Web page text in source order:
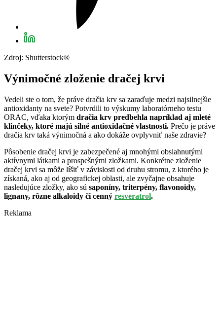
Zdroj: Shutterstock®
Výnimočné zloženie dračej krvi
Vedeli ste o tom, že práve dračia krv sa zaraďuje medzi najsilnejšie
antioxidanty na svete? Potvrdili to výskumy laboratórneho testu
ORAC, vďaka ktorým dračia krv predbehla napríklad aj mleté
klinčeky, ktoré majú silné antioxidačné vlastnosti. Prečo je práve
dračia krv taká výnimočná a ako dokáže ovplyvniť naše zdravie?
Pôsobenie dračej krvi je zabezpečené aj mnohými obsiahnutými
aktívnymi látkami a prospešnými zložkami. Konkrétne zloženie
dračej krvi sa môže líšiť v závislosti od druhu stromu, z ktorého je
získaná, ako aj od geografickej oblasti, ale zvyčajne obsahuje
nasledujúce zložky, ako sú saponíny, triterpény, flavonoidy,
lignany, rôzne alkaloidy či cenný resveratrol.
Reklama